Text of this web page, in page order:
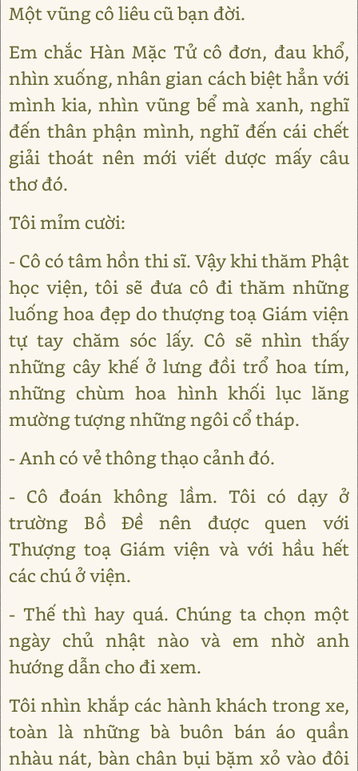
Một vũng cô liêu cũ bạn đời.
Em chắc Hàn Mặc Tử cô đơn, đau khổ,
nhìn xuống, nhân gian cách biệt hẳn với
mình kia, nhìn vũng bể mà xanh, nghĩ
đến thân phận mình, nghĩ đến cái chết
giải thoát nên mới viết dược mấy câu
thơ đó.
Tôi mỉm cười:
- Cô có tâm hồn thi sĩ. Vậy khi thăm Phật
học viện, tôi sẽ đưa cô đi thăm những
luống hoa đẹp do thượng toạ Giám viện
tự tay chăm sóc lấy. Cô sẽ nhìn thấy
những cây khế ở lưng đồi trổ hoa tím,
những chùm hoa hình khối lục lăng
mường tượng những ngôi cổ tháp.
- Anh có vẻ thông thạo cảnh đó.
- Cô đoán không lầm. Tôi có dạy ở
trường Bồ Đề nên được quen với
Thượng toạ Giám viện và với hầu hết
các chú ở viện.
- Thế thì hay quá. Chúng ta chọn một
ngày chủ nhật nào và em nhờ anh
hướng dẫn cho đi xem.
Tôi nhìn khắp các hành khách trong xe,
toàn là những bà buôn bán áo quần
nhàu nát, bàn chân bụi bặm xỏ vào đôi